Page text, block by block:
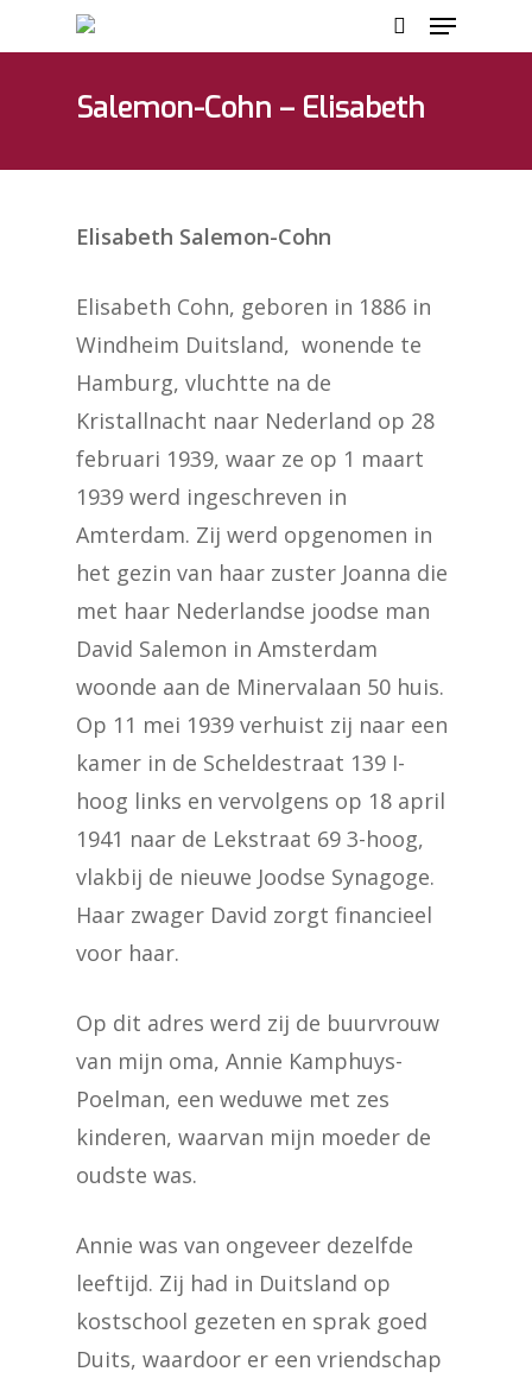
Salemon-Cohn – Elisabeth
Elisabeth Salemon-Cohn
Elisabeth Cohn, geboren in 1886 in
Windheim Duitsland, wonende te
Hamburg, vluchtte na de
Kristallnacht naar Nederland op 28
februari 1939, waar ze op 1 maart
1939 werd ingeschreven in
Amterdam. Zij werd opgenomen in
het gezin van haar zuster Joanna die
met haar Nederlandse joodse man
David Salemon in Amsterdam
woonde aan de Minervalaan 50 huis.
Op 11 mei 1939 verhuist zij naar een
kamer in de Scheldestraat 139 I-
hoog links en vervolgens op 18 april
1941 naar de Lekstraat 69 3-hoog,
vlakbij de nieuwe Joodse Synagoge.
Haar zwager David zorgt financieel
voor haar.
Op dit adres werd zij de buurvrouw
van mijn oma, Annie Kamphuys-
Poelman, een weduwe met zes
kinderen, waarvan mijn moeder de
oudste was.
Annie was van ongeveer dezelfde
leeftijd. Zij had in Duitsland op
kostschool gezeten en sprak goed
Duits, waardoor er een vriendschap